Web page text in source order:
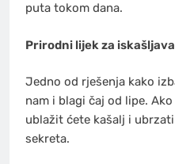
puta tokom dana.
Prirodni lijek za
Jedno od rješenja kako
nam i blagi čaj od lipe.
ublažit ćete kašalj i
sekreta.